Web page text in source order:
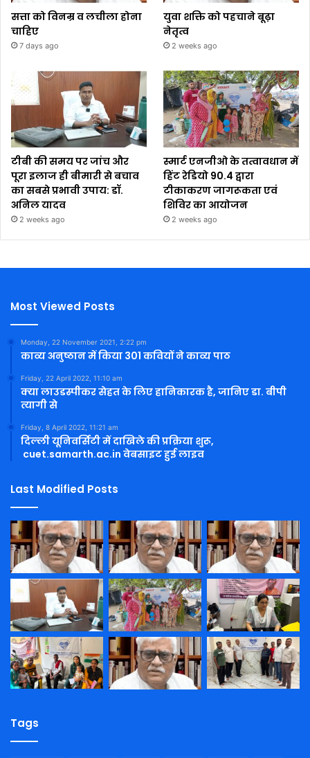
सत्ता को विनम्र व लचीला होना
चाहिए
7 days ago
युवा शक्ति को पहचाने बूढ़ा
नेतृत्व
2 weeks ago
टीबी की समय पर जांच और
पूरा इलाज ही बीमारी से बचाव
का सबसे प्रभावी उपाय: डॉ.
अनिल यादव
2 weeks ago
स्मार्ट एनजीओ के तत्वावधान में
हिंट रेडियो 90.4 द्वारा
टीकाकरण जागरूकता एवं
शिविर का आयोजन
2 weeks ago
Most Viewed Posts
Monday, 22 November 2021, 2:22 pm
काव्य अनुष्ठान में किया 301 कवियों ने काव्य पाठ
Friday, 22 April 2022, 11:10 am
क्या लाउडस्पीकर सेहत के लिए हानिकारक है, जानिए डा. बीपी
त्यागी से
Friday, 8 April 2022, 11:21 am
दिल्ली यूनिवर्सिटी में दाखिले की प्रक्रिया शुरू,
cuet.samarth.ac.in वेबसाइट हुई लाइव
Last Modified Posts
Tags